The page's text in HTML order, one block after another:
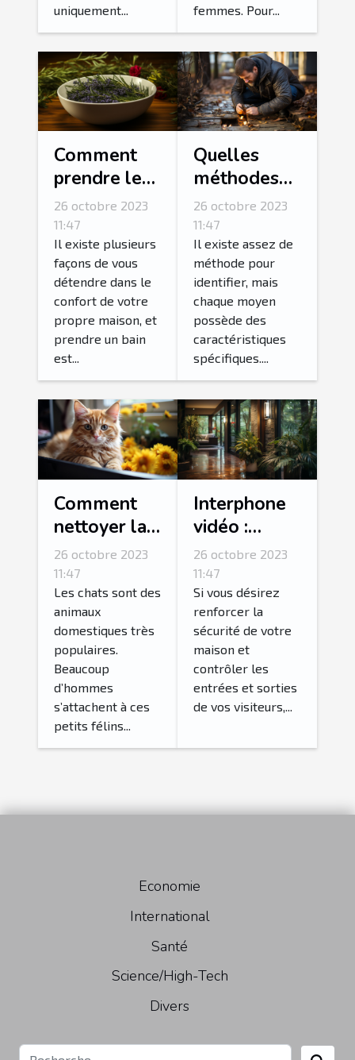
uniquement...
femmes. Pour...
Comment
prendre le
bain le plus
relaxant de
votre vie ?
26 octobre 2023
11:47
Il existe plusieurs
façons de vous
détendre dans le
confort de votre
propre maison, et
prendre un bain
est...
Quelles
méthodes
pour
détecter une
fuite d’eau ?
26 octobre 2023
11:47
Il existe assez de
méthode pour
identifier, mais
chaque moyen
possède des
caractéristiques
spécifiques....
Comment
nettoyer la
litière de
son chat ?
26 octobre 2023
11:47
Les chats sont des
animaux
domestiques très
populaires.
Beaucoup
d’hommes
s’attachent à ces
petits félins...
Interphone
vidéo :
Comment
réussir son
choix ?
26 octobre 2023
11:47
Si vous désirez
renforcer la
sécurité de votre
maison et
contrôler les
entrées et sorties
de vos visiteurs,...
Economie
International
Santé
Science/High-Tech
Divers